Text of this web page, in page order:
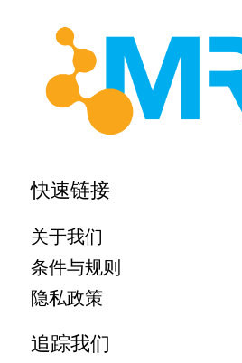
快速链接
关于我们
条件与规则
隐私政策
追踪我们